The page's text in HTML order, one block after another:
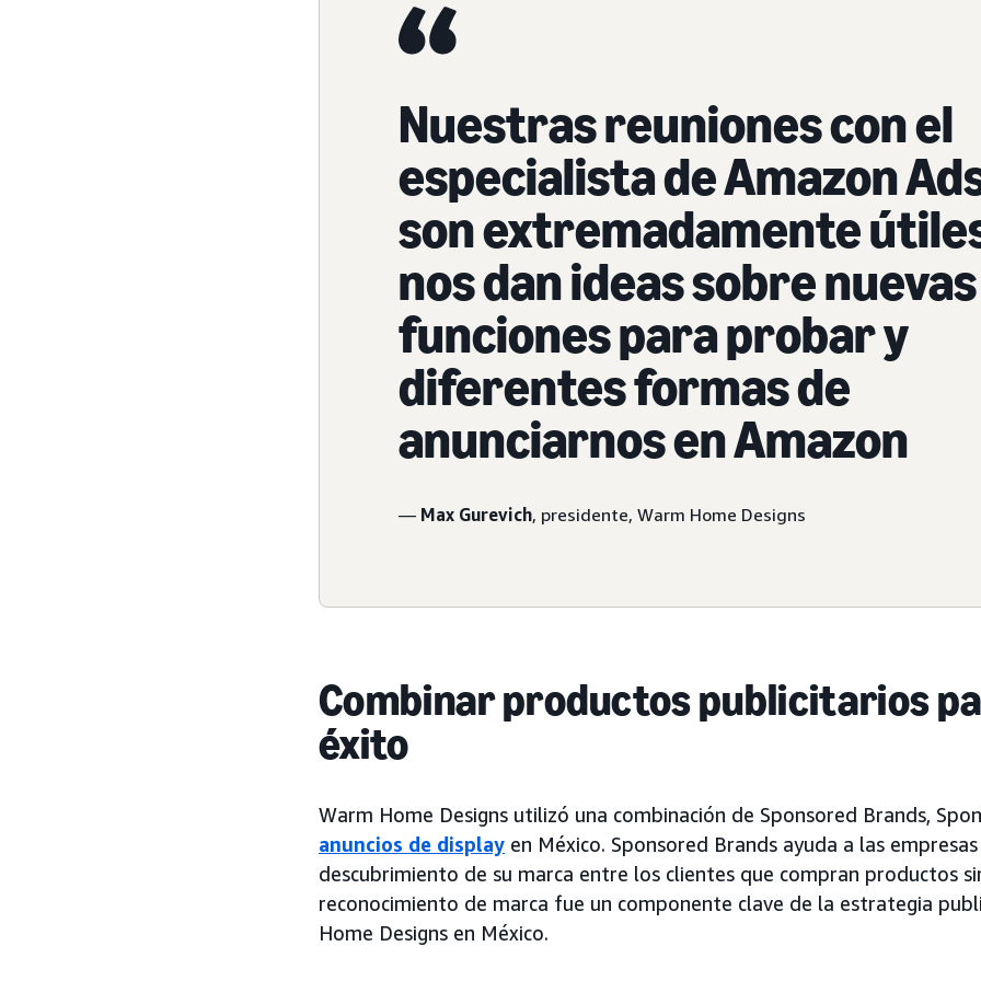
Nuestras reuniones con el
especialista de Amazon
son extremadamente
nos dan ideas sobre nuevas
funciones para probar y
diferentes formas de
anunciarnos en Amazon
— Max Gurevich, presidente, Warm Home Designs
Combinar productos publicitarios
éxito
Warm Home Designs utilizó una combinación de Sponsored Brands,
anuncios de display en México. Sponsored Brands ayuda a las
descubrimiento de su marca entre los clientes que compran productos
reconocimiento de marca fue un componente clave de la estrategia
Home Designs en México.